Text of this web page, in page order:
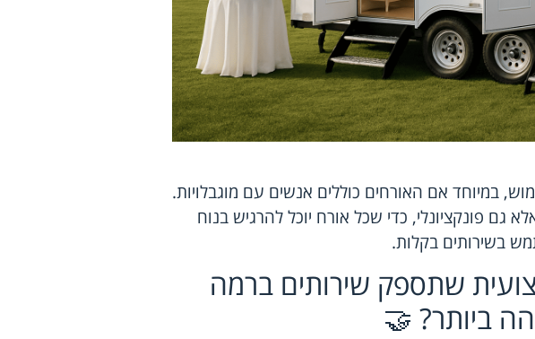
במיוחד אם האורחים כוללים אנשים עם מוגבלויות.
גם פונקציונלי, כדי שכל אורח יוכל להרגיש בנוח
בשירותים בקלות.
שתספק שירותים ברמה
ביותר? 🤝